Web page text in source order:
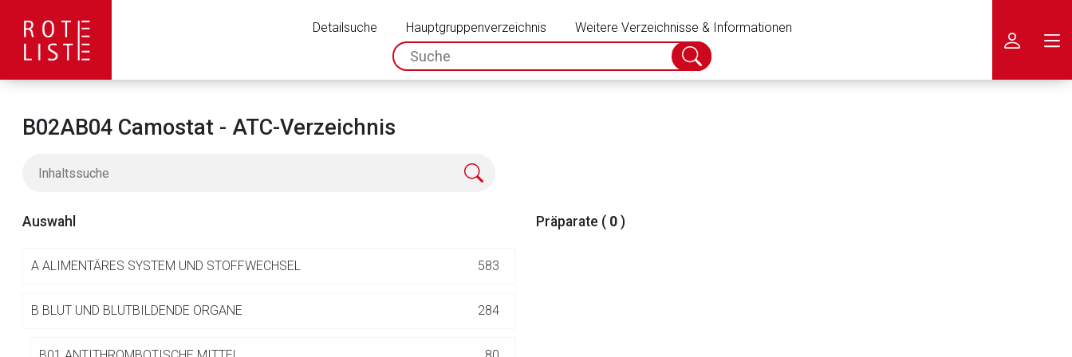
Detailsuche Hauptgruppenverzeichnis
Weitere Verzeichnisse & Informationen
spc.search.input.placeholder
Suche
abschicken
B02AB04 Camostat - ATC-Verzeichnis
Auswahl
A ALIMENTÄRES SYSTEM UND STOFFWECHSEL 583
B BLUT UND BLUTBILDENDE ORGANE 284
Präparate ( 0 )
Aufruf einer externen Seite